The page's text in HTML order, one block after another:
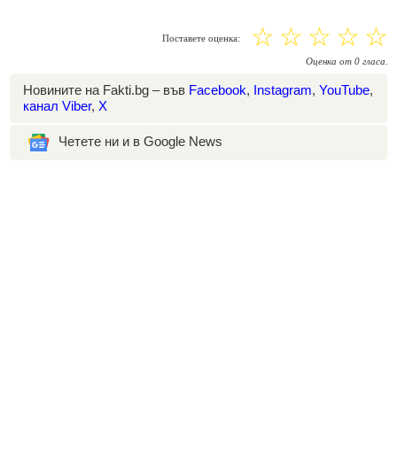
Поставете оценка: ☆
☆
☆
☆
☆
Оценка от 0 гласа.
Новините на Fakti.bg – във Facebook, Instagram, YouTube,
канал Viber, X
Четете ни и в Google News